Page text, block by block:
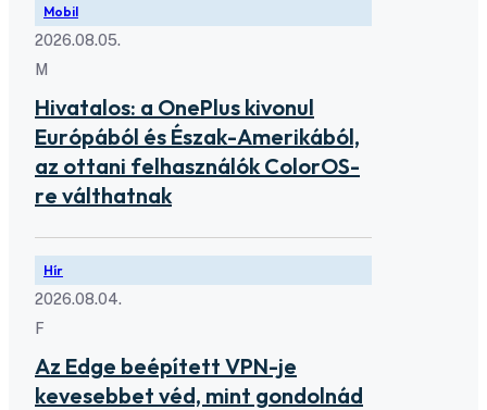
Mobil
2026.08.05.
M
Hivatalos: a OnePlus kivonul
Európából és Észak-Amerikából,
az ottani felhasználók ColorOS-
re válthatnak
Hír
2026.08.04.
F
Az Edge beépített VPN-je
kevesebbet véd, mint gondolnád